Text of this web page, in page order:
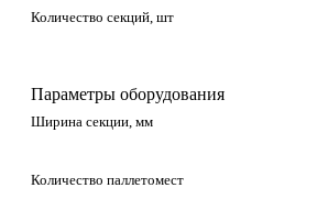
Количество секций, шт
Параметры оборудования
Ширина секции, мм
Количество паллетомест